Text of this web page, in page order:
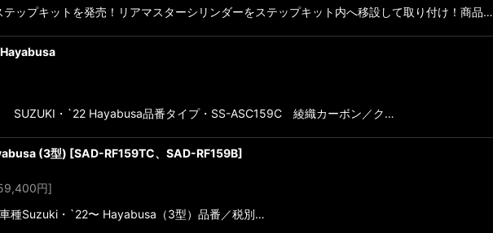
ップキットを発売！リアマスターシリンダーをステップキット内へ移設して取り付け！商品…
・`22 Hayabusa品番タイプ・SS-ASC159C 綾織カーボン／ク…
(3型) [SAD-RF159TC、SAD-RF159B]
円]
種Suzuki・`22〜 Hayabusa（3型）品番／税別…